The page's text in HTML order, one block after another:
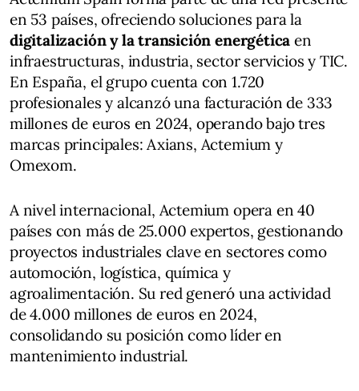
en 53 países, ofreciendo soluciones para la
digitalización y la transición energética en
infraestructuras, industria, sector servicios y TIC.
En España, el grupo cuenta con 1.720
profesionales y alcanzó una facturación de 333
millones de euros en 2024, operando bajo tres
marcas principales: Axians, Actemium y
Omexom​.
A nivel internacional, Actemium opera en 40
países con más de 25.000 expertos, gestionando
proyectos industriales clave en sectores como
automoción, logística, química y
agroalimentación. Su red generó una actividad
de 4.000 millones de euros en 2024,
consolidando su posición como líder en
mantenimiento industrial​.